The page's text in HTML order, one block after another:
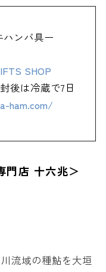
ンバ具ー
SHOP
後は冷蔵で7日
ham.com/
店 十六兆＞
流域の種鮎を大垣